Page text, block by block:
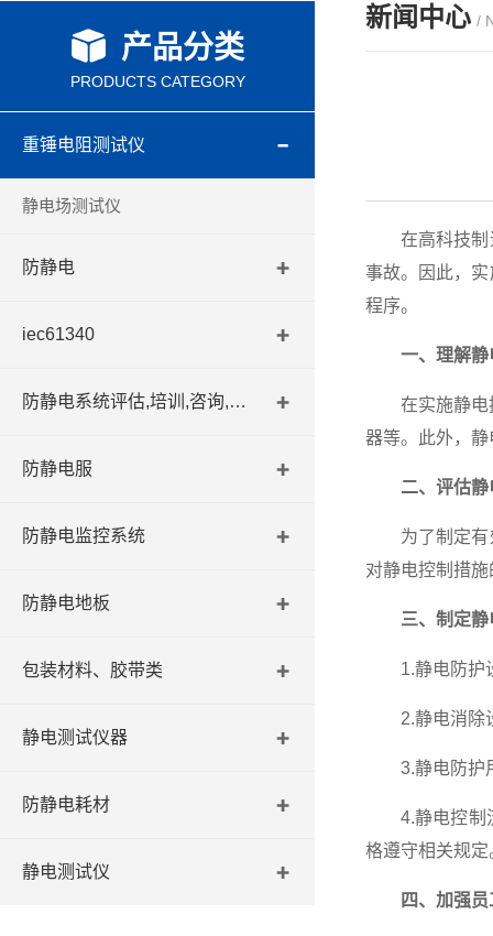
产品分类
PRODUCTS CATEGORY
重锤电阻测试仪
静电场测试仪
防静电
iec61340
防静电系统评估,培训,咨询,认证
防静电服
防静电监控系统
防静电地板
包装材料、胶带类
静电测试仪器
防静电耗材
静电测试仪
新闻中心 /
在高科技制造
事故。因此，
程序。
一、理解静
在实施静电控
器等。此外，
二、评估静
为了制定有效
对静电控制措
三、制定
1.静电防护设
2.静电消除设
3.静电防护用
4.静电控制流
格遵守相关规定
四、加强